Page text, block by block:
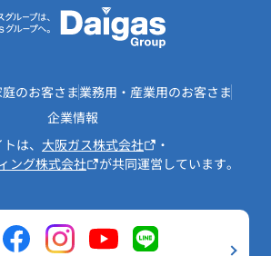
庭のお客さま業務用・産業用のお客さま
企業情報
は、 大阪ガス株式会社
・
ング株式会社
が共同運営しています。